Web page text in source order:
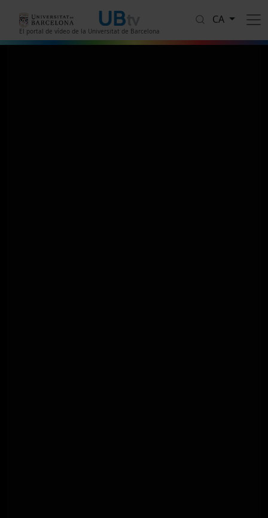
El portal de vídeo de la Universitat de Barcelona
CA